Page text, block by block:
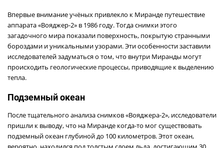
Впервые внимание учёных привлекло к Миранде путешествие
аппарата «Вояджер-2» в 1986 году. Тогда снимки этого
загадочного мира показали поверхность, покрытую странными
бороздами и уникальными узорами. Эти особенности заставили
исследователей задуматься о том, что внутри Миранды могут
происходить геологические процессы, приводящие к выделению
тепла.
Подземный океан
После тщательного анализа снимков «Вояджера-2», исследователи
пришли к выводу, что на Миранде когда-то мог существовать
подземный океан глубиной до 100 километров. Этот океан,